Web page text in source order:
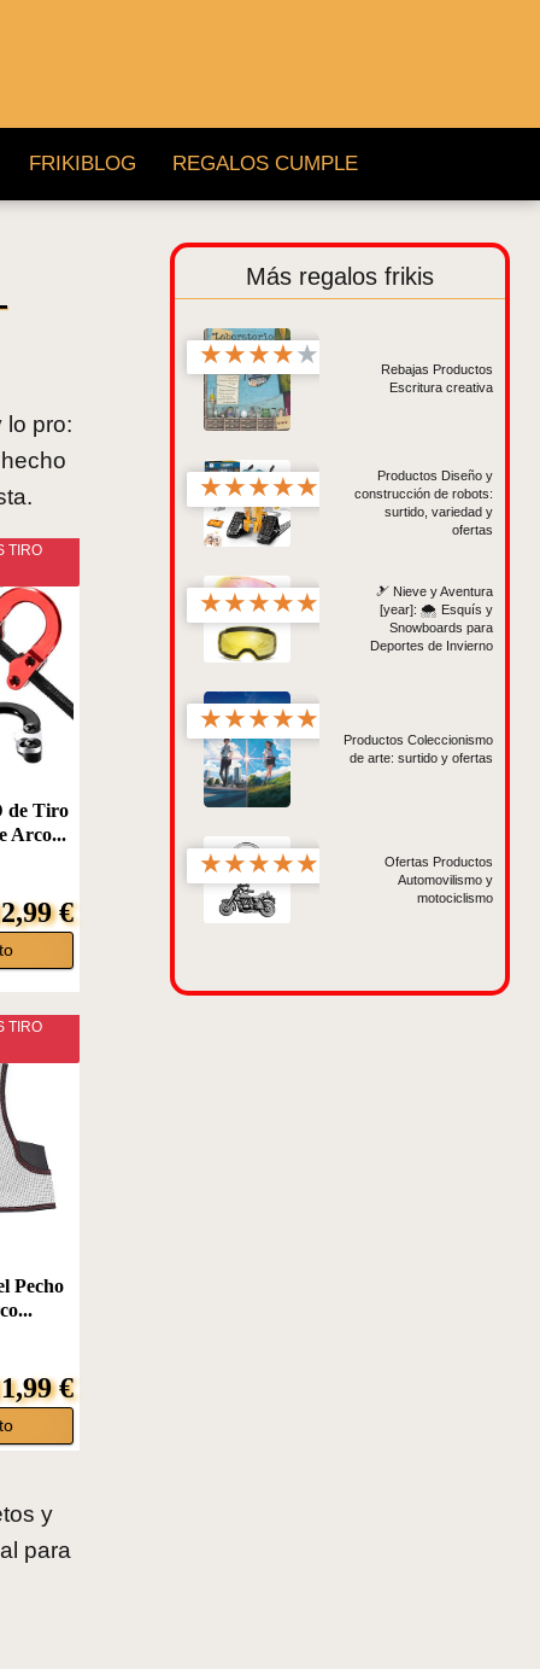
FRIKIBLOG REGALOS CUMPLE
lo pro:
TIRO
de Tiro
Arco...
€
TIRO
Pecho
€
y
para
Más regalos frikis
★★★★★
Rebajas Productos
Escritura creativa
★★★★★
Productos Diseño y
construcción de robots:
surtido, variedad y
ofertas
★★★★★
🎿 Nieve y Aventura
[year]: 🌨️ Esquís y
Snowboards para
Deportes de Invierno
★★★★★
Productos Coleccionismo
de arte: surtido y ofertas
★★★★★
Ofertas Productos
Automovilismo y
motociclismo